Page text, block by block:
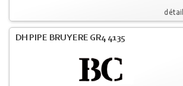
DH PIPE BRUYERE GR4 4135